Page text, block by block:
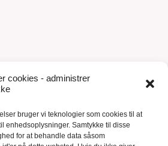
cookies - administrer
bruger vi teknologier som cookies til at
enhedsoplysninger. Samtykke til disse
for at behandle data såsom